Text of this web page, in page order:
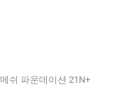
쉬 파운데이션 21N+